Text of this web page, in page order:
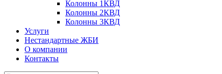
Колонны 1КВД
Колонны 2КВД
Колонны 3КВД
Услуги
Нестандартные ЖБИ
О компании
Контакты